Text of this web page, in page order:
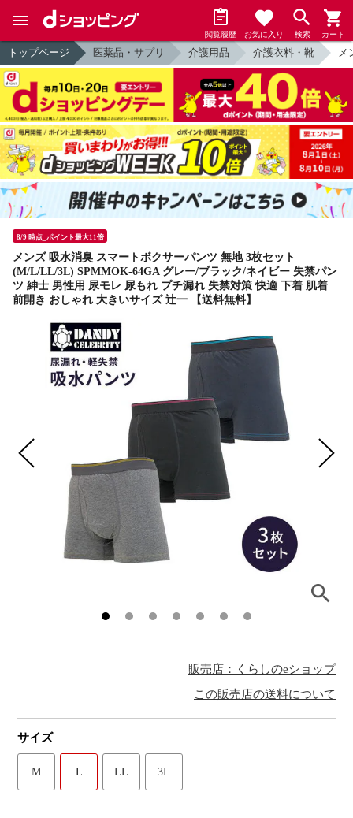
閲覧履歴 お気に入り 検索 カート
トップページ 医薬品・サプリ 介護用品 介護衣料・靴 メ
8/9 時点_ポイント最大11倍
メンズ 吸水消臭 スマートボクサーパンツ 無地 3枚セット
(M/L/LL/3L) SPMMOK-64GA グレー/ブラック/ネイビー 失禁パン
ツ 紳士 男性用 尿モレ 尿もれ プチ漏れ 失禁対策 快適 下着 肌着
前開き おしゃれ 大きいサイズ 辻一 【送料無料】
販売店：くらしのeショップ
この販売店の送料について
サイズ
M L LL 3L